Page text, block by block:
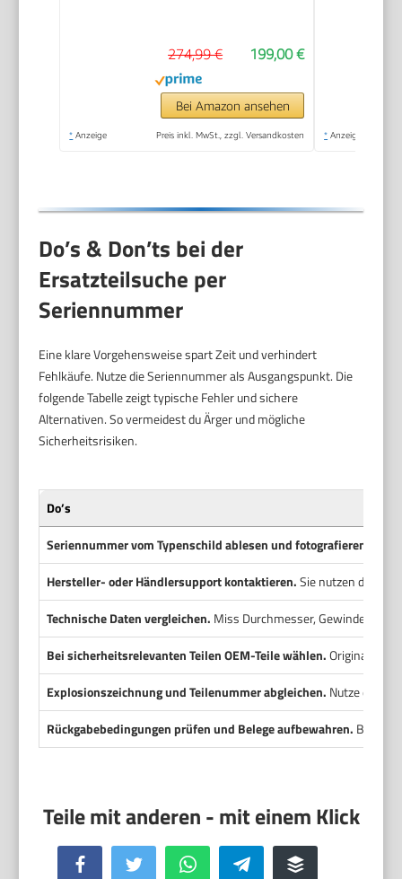
stärkere
Verschmutzungen
199,00 €
274,99 €
Bei Amazon ansehen
* Anzeige Preis inkl. MwSt., zzgl. Versandkosten * Anzeige
Do’s & Don’ts bei der
Ersatzteilsuche per
Seriennummer
Eine klare Vorgehensweise spart Zeit und verhindert
Fehlkäufe. Nutze die Seriennummer als Ausgangspunkt. Die
folgende Tabelle zeigt typische Fehler und sichere
Alternativen. So vermeidest du Ärger und mögliche
Sicherheitsrisiken.
Do’s
Seriennummer vom Typenschild ablesen und fotografieren.
Hersteller- oder Händlersupport kontaktieren.Sie nutzen die
Technische Daten vergleichen. Miss Durchmesser, Gewinde und
Bei sicherheitsrelevanten Teilen OEM-Teile wählen.Originalteile
Explosionszeichnung und Teilenummer abgleichen. Nutze die
Rückgabebedingungen prüfen und Belege aufbewahren.
Facebook Twitter WhatsApp Telegram Buffer